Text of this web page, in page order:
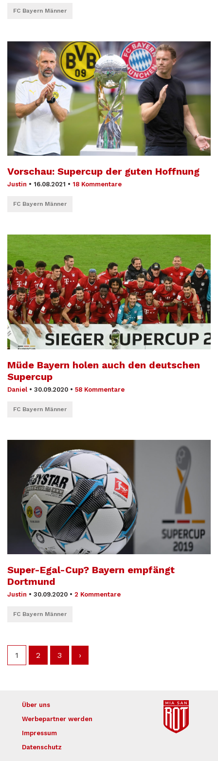
FC Bayern Männer
Vorschau: Supercup der guten Hoffnung
Justin • 16.08.2021 • 18 Kommentare
FC Bayern Männer
Müde Bayern holen auch den deutschen
Supercup
Daniel • 30.09.2020 • 58 Kommentare
FC Bayern Männer
Super-Egal-Cup? Bayern empfängt
Dortmund
Justin • 30.09.2020 • 2 Kommentare
FC Bayern Männer
1 2 3 ›
Über uns
Werbepartner werden
Impressum
Datenschutz